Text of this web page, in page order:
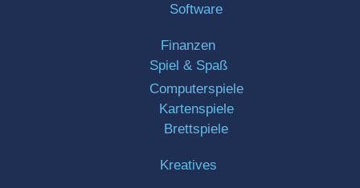
Software
Finanzen
Spiel & Spaß
Computerspiele
Kartenspiele
Brettspiele
Kreatives